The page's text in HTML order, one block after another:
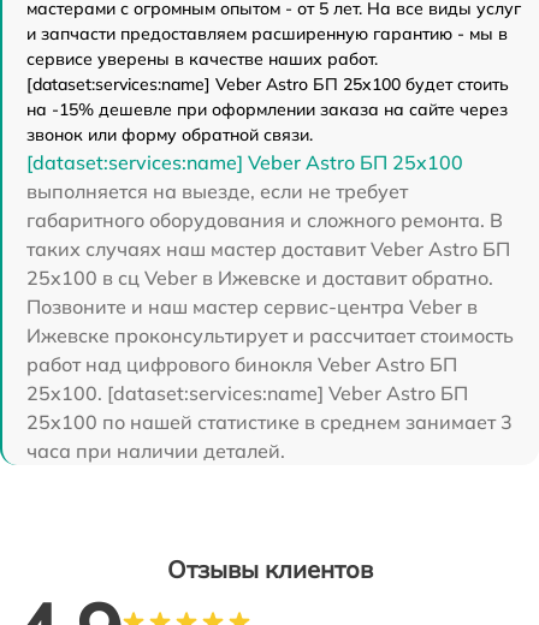
мастерами с огромным опытом - от 5 лет. На все виды услуг
и запчасти предоставляем расширенную гарантию - мы в
сервисе уверены в качестве наших работ.
[dataset:services:name] Veber Astro БП 25x100 будет стоить
на -15% дешевле при оформлении заказа на сайте через
звонок или форму обратной связи.
[dataset:services:name] Veber Astro БП 25x100
выполняется на выезде, если не требует
габаритного оборудования и сложного ремонта. В
таких случаях наш мастер доставит Veber Astro БП
25x100 в сц Veber в Ижевске и доставит обратно.
Позвоните и наш мастер сервис-центра Veber в
Ижевске проконсультирует и рассчитает стоимость
работ над цифрового бинокля Veber Astro БП
25x100. [dataset:services:name] Veber Astro БП
25x100 по нашей статистике в среднем занимает 3
часа при наличии деталей.
Отзывы клиентов